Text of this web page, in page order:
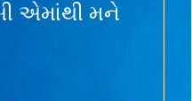
એમાંથી મને